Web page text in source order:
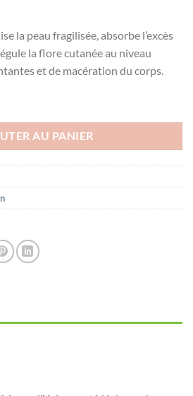
la peau fragilisée, absorbe l’excès
la flore cutanée au niveau
et de macération du corps.
AU PANIER